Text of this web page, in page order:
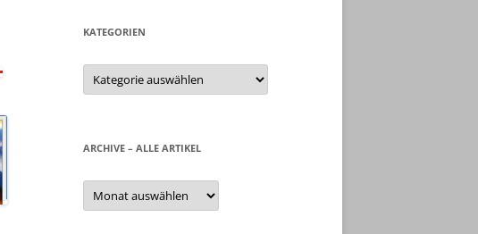
KATEGORIEN
Kategorien
ARCHIVE – ALLE ARTIKEL
Archive
alle